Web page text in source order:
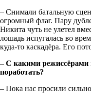
– Снимали батальную
огромный флаг. Пару
Никита чуть не улетел
лошадь испугалась во
куда-то каскадёра. Его
– С какими режиссёрами
поработать?
– Пока нас просили